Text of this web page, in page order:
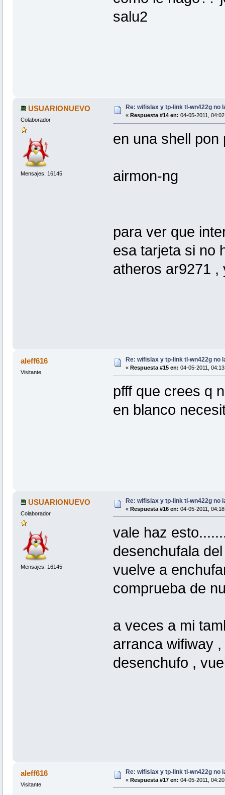
salu2
USUARIONUEVO
Colaborador
Mensajes: 16145
Re: wifislax y tp-link tl-wn422g no
« Respuesta #14 en: 04-05-2011,
en una shell pon
airmon-ng
para ver que
esa tarjeta si no
atheros ar9271 ,
aleff616
Visitante
Re: wifislax y tp-link tl-wn422g no
« Respuesta #15 en: 04-05-2011,
pfff que crees q
en blanco
USUARIONUEVO
Colaborador
Mensajes: 16145
Re: wifislax y tp-link tl-wn422g no
« Respuesta #16 en: 04-05-2011,
vale haz
desenchufala
vuelve a
comprueba de
a veces a mi
arranca wifiway
desenchufo ,
aleff616
Visitante
Re: wifislax y tp-link tl-wn422g no
« Respuesta #17 en: 04-05-2011,